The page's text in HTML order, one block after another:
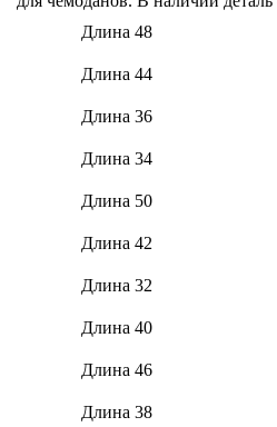
Длина 48
Длина 44
Длина 36
Длина 34
Длина 50
Длина 42
Длина 32
Длина 40
Длина 46
Длина 38